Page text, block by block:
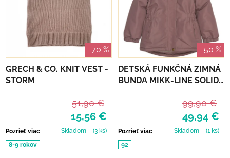
–70 %
GRECH & CO. KNIT VEST -
STORM
15,56 €
51,90 €
Pozrieť viac Skladom
(3 ks)
8-9 rokov
–50 %
DETSKÁ FUNKČNÁ ZIMNÁ
BUNDA MIKK-LINE SOLID -
49,94 €
99,90 €
Pozrieť viac Skladom
(1 ks)
92